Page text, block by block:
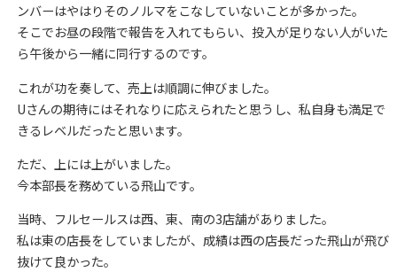
ンバーはやはりそのノルマをこなしていないことが多かった。
そこでお昼の段階で報告を入れてもらい、投入が足りない人がいた
ら午後から一緒に同行するのです。
これが功を奏して、売上は順調に伸びました。
Uさんの期待にはそれなりに応えられたと思うし、私自身も満足で
きるレベルだったと思います。
ただ、上には上がいました。
今本部長を務めている飛山です。
当時、フルセールスは西、東、南の3店舗がありました。
私は東の店長をしていましたが、成績は西の店長だった飛山が飛び
抜けて良かった。